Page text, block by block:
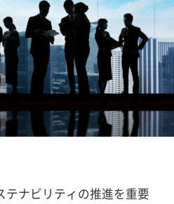
テナビリティの推進を重要